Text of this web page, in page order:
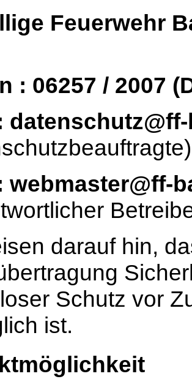
Feuerwehr
: 06257 / 2007
webmaster@ff-
darauf hin,
Schutz vor
ist.